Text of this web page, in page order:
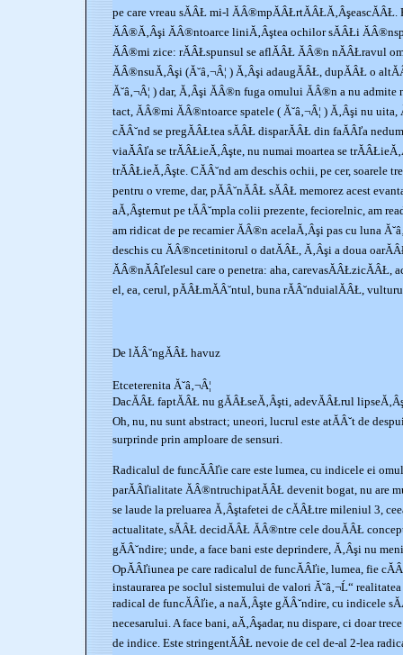
pe care vreau sĂÂŁ mi-l
ĂÂ®Ă‚Âşi ĂÂ®ntoarce liniĂ‚Âştea ochilor sĂÂŁi
ĂÂ®mi zice: rĂÂŁspunsul se aflĂÂŁ ĂÂ®n nĂÂŁravul
ĂÂ®nsuĂ‚Âşi (Ă˘â‚¬Â¦ ) Ă‚Âşi adaugĂÂŁ, dupĂÂŁ o
Ă˘â‚¬Â¦ ) dar, Ă‚Âşi ĂÂ®n fuga omului ĂÂ®n a nu admite
tact, ĂÂ®mi ĂÂ®ntoarce spatele ( Ă˘â‚¬Â¦ ) Ă‚Âşi nu
cĂÂ˘nd se pregĂÂŁtea sĂÂŁ disparĂÂŁ din faĂÂľa
viaĂÂľa se trĂÂŁieĂ‚Âşte, nu numai moartea se
trĂÂŁieĂ‚Âşte. CĂÂ˘nd am deschis ochii, pe cer, soarele
pentru o vreme, dar, pĂÂ˘nĂÂŁ sĂÂŁ memorez acest
aĂ‚Âşternut pe tĂÂ˘mpla colii prezente, feciorelnic, am
am ridicat de pe recamier ĂÂ®n acelaĂ‚Âşi pas cu luna
deschis cu ĂÂ®ncetinitorul o datĂÂŁ, Ă‚Âşi a doua
ĂÂ®nĂÂľelesul care o penetra: aha, carevasĂÂŁzicĂÂŁ,
el, ea, cerul, pĂÂŁmĂÂ˘ntul, buna rĂÂ˘nduialĂÂŁ,
De lĂÂ˘ngĂÂŁ havuz
Etceterenita Ă˘â‚¬Â¦
DacĂÂŁ faptĂÂŁ nu gĂÂŁseĂ‚Âşti, adevĂÂŁrul
Oh, nu, nu sunt abstract; uneori, lucrul este atĂÂ˘t de
surprinde prin amploare de sensuri.
Radicalul de funcĂÂľie care este lumea, cu indicele ei
parĂÂľialitate ĂÂ®ntruchipatĂÂŁ devenit bogat, nu are
se laude la preluarea Ă‚Âştafetei de cĂÂŁtre mileniul 3,
actualitate, sĂÂŁ decidĂÂŁ ĂÂ®ntre cele douĂÂŁ
gĂÂ˘ndire; unde, a face bani este deprindere, Ă‚Âşi nu
OpĂÂľiunea pe care radicalul de funcĂÂľie, lumea, fie
instaurarea pe soclul sistemului de valori Ă˘â‚¬Ĺ“
radical de funcĂÂľie, a naĂ‚Âşte gĂÂ˘ndire, cu indicele
necesarului. A face bani, aĂ‚Âşadar, nu dispare, ci doar
de indice. Este stringentĂÂŁ nevoie de cel de-al 2-lea